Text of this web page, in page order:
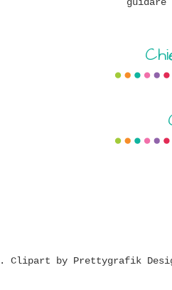
. Clipart by Prettygrafik